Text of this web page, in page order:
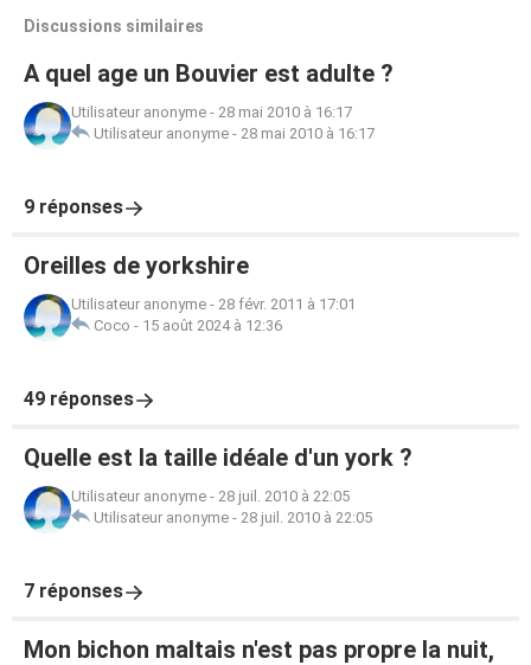
Discussions similaires
A quel age un Bouvier est adulte ?
Utilisateur anonyme - 28 mai 2010 à 16:17
Utilisateur anonyme - 28 mai 2010 à 16:17
9 réponses
Oreilles de yorkshire
Utilisateur anonyme - 28 févr. 2011 à 17:01
Coco - 15 août 2024 à 12:36
49 réponses
Quelle est la taille idéale d'un york ?
Utilisateur anonyme - 28 juil. 2010 à 22:05
Utilisateur anonyme - 28 juil. 2010 à 22:05
7 réponses
Mon bichon maltais n'est pas propre la nuit,